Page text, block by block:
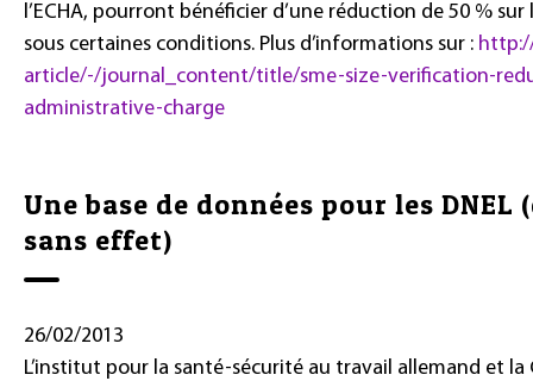
l’ECHA, pourront bénéficier d’une réduction de 50 %
sous certaines conditions. Plus d’informations sur :
article/-/journal_content/title/sme-size-verification-
administrative-charge
Une base de données pour les DNEL
sans effet)
26/02/2013
L’institut pour la santé-sécurité au travail allemand et la